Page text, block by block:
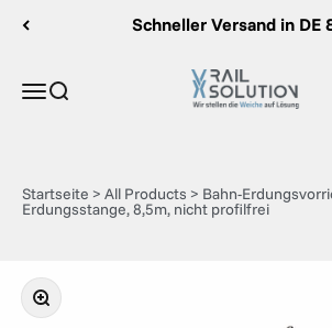
Zum Inhalt springen
Schneller Versand in DE
MenüSuche Rail Solution
Startseite > All Products > Bahn-
Erdungsstange, 8,5m, nicht profilfrei
Bild vergrößern